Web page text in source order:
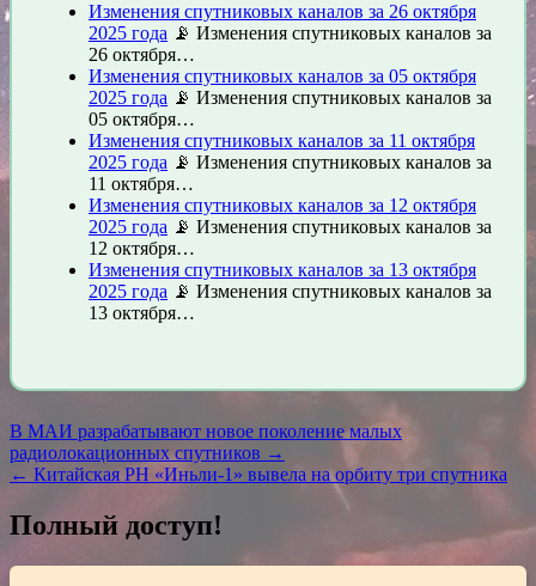
Изменения спутниковых каналов за 26 октября
2025 года 📡 Изменения спутниковых каналов за
26 октября…
Изменения спутниковых каналов за 05 октября
2025 года 📡 Изменения спутниковых каналов за
05 октября…
Изменения спутниковых каналов за 11 октября
2025 года 📡 Изменения спутниковых каналов за
11 октября…
Изменения спутниковых каналов за 12 октября
2025 года 📡 Изменения спутниковых каналов за
12 октября…
Изменения спутниковых каналов за 13 октября
2025 года 📡 Изменения спутниковых каналов за
13 октября…
Навигация
по
В МАИ разрабатывают новое поколение малых
радиолокационных спутников →
← Китайская РН «Иньли-1» вывела на орбиту три спутника
Полный доступ!